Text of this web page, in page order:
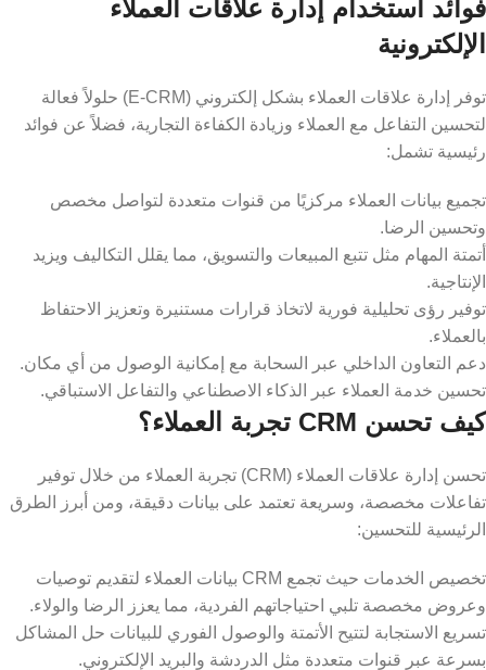
فوائد استخدام إدارة علاقات العملاء
الإلكترونية
توفر إدارة علاقات العملاء بشكل إلكتروني (E-CRM) حلولاً فعالة
لتحسين التفاعل مع العملاء وزيادة الكفاءة التجارية، فضلاً عن فوائد
رئيسية تشمل:
تجميع بيانات العملاء مركزيًا من قنوات متعددة لتواصل مخصص
وتحسين الرضا.
أتمتة المهام مثل تتبع المبيعات والتسويق، مما يقلل التكاليف ويزيد
الإنتاجية.
توفير رؤى تحليلية فورية لاتخاذ قرارات مستنيرة وتعزيز الاحتفاظ
بالعملاء.
دعم التعاون الداخلي عبر السحابة مع إمكانية الوصول من أي مكان.
تحسين خدمة العملاء عبر الذكاء الاصطناعي والتفاعل الاستباقي.
كيف تحسن CRM تجربة العملاء؟
تحسن إدارة علاقات العملاء (CRM) تجربة العملاء من خلال توفير
تفاعلات مخصصة، وسريعة تعتمد على بيانات دقيقة، ومن أبرز الطرق
الرئيسية للتحسين:
تخصيص الخدمات حيث تجمع CRM بيانات العملاء لتقديم توصيات
وعروض مخصصة تلبي احتياجاتهم الفردية، مما يعزز الرضا والولاء.
تسريع الاستجابة لتتيح الأتمتة والوصول الفوري للبيانات حل المشاكل
بسرعة عبر قنوات متعددة مثل الدردشة والبريد الإلكتروني.